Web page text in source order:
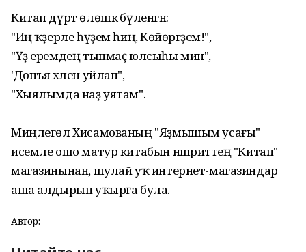
Китап дүрт өлөшкә бүленгән:
"Иң ҡәҙерле һүҙем һиңә, Көйөргәҙем!",
"Үҙ еремдең тынмаҫ юлсыһы мин",
'Донъя хәлен уйлап",
"Хыялымда наҙ уятам".
Миңлегөл Хисамованың "Яҙмышым усағы"
исемле ошо матур китабын нәшриәттең "Китап"
магазинынан, шулай уҡ интернет-магазиндар
аша алдырып уҡырға була.
Автор: